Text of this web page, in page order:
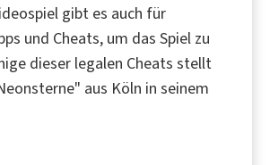
gibt es auch für
und Cheats, um das Spiel zu
dieser legalen Cheats stellt
aus Köln in seinem